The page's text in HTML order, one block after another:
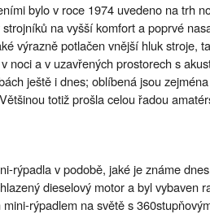
bylo v roce 1974 uvedeno na trh
na vyšší komfort a poprvé
výrazně potlačen vnější hluk stroje,
noci a v uzavřených prostorech s
ještě i dnes; oblíbená jsou
totiž prošla celou řadou
rýpadla v podobě, jaké je známe
dieselový motor a byl vybaven
rýpadlem na světě s